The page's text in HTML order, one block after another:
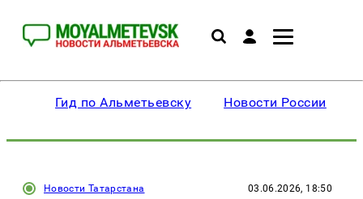
Гид по Альметьевску Новости России
Новости Татарстана 03.06.2026, 18:50